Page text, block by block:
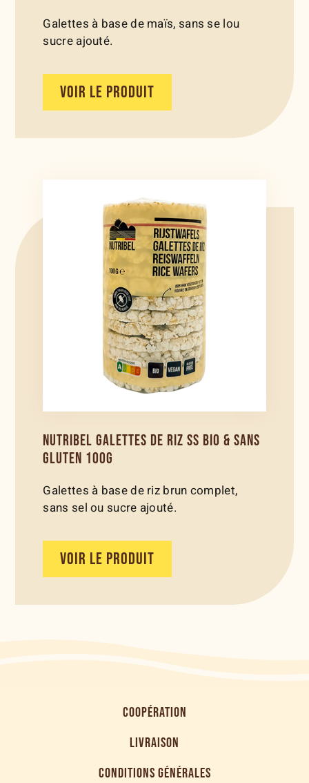
Galettes à base de maïs, sans se lou
sucre ajouté.
VOIR LE PRODUIT
NUTRIBEL GALETTES DE RIZ SS BIO & SANS
GLUTEN 100G
Galettes à base de riz brun complet,
sans sel ou sucre ajouté.
VOIR LE PRODUIT
COOPÉRATION
LIVRAISON
CONDITIONS GÉNÉRALES